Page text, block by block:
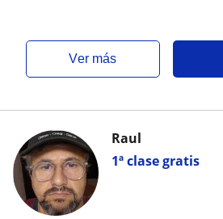
ver más
1ª clase gratis
Raul